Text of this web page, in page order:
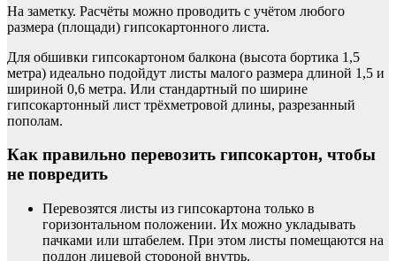
На заметку. Расчёты можно проводить с учётом любого
размера (площади) гипсокартонного листа.
Для обшивки гипсокартоном балкона (высота бортика 1,5
метра) идеально подойдут листы малого размера длиной 1,5 и
шириной 0,6 метра. Или стандартный по ширине
гипсокартонный лист трёхметровой длины, разрезанный
пополам.
Как правильно перевозить гипсокартон, чтобы
не повредить
Перевозятся листы из гипсокартона только в
горизонтальном положении. Их можно укладывать
пачками или штабелем. При этом листы помещаются на
поддон лицевой стороной внутрь.